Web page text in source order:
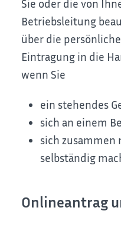
Sie oder die von
Betriebsleitung
über die
Eintragung in die
wenn Sie
ein stehendes
sich an einem
sich
selbständig
Onlineantrag